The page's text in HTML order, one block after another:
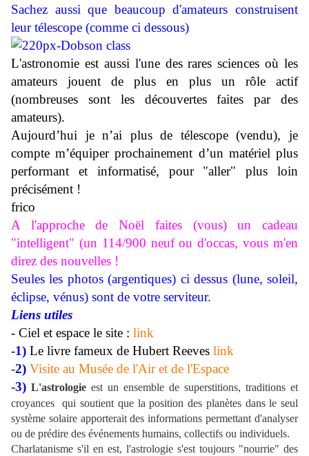
Sachez aussi que beaucoup d'amateurs construisent
leur télescope (comme ci dessous)
L'astronomie est aussi l'une des rares sciences où les
amateurs jouent de plus en plus un rôle actif
(nombreuses sont les découvertes faites par des
amateurs).
Aujourd’hui je n’ai plus de télescope (vendu), je
compte m’équiper prochainement d’un matériel plus
performant et informatisé, pour "aller" plus loin
précisément !
frico
A l'approche de Noël faites (vous) un cadeau
"intelligent" (un 114/900 neuf ou d'occas, vous m'en
direz des nouvelles !
Seules les photos (argentiques) ci dessus (lune, soleil,
éclipse, vénus) sont de votre serviteur.
Liens utiles
- Ciel et espace le site : link
-1) Le livre fameux de Hubert Reeves link
-2) Visite au Musée de l'Air et de l'Espace
-3) L'astrologie est un ensemble de superstitions, traditions et
croyances qui soutient que la position des planètes dans le seul
système solaire apporterait des informations permettant d'analyser
ou de prédire des événements humains, collectifs ou individuels.
Charlatanisme s'il en est, l'astrologie s'est toujours "nourrie" des